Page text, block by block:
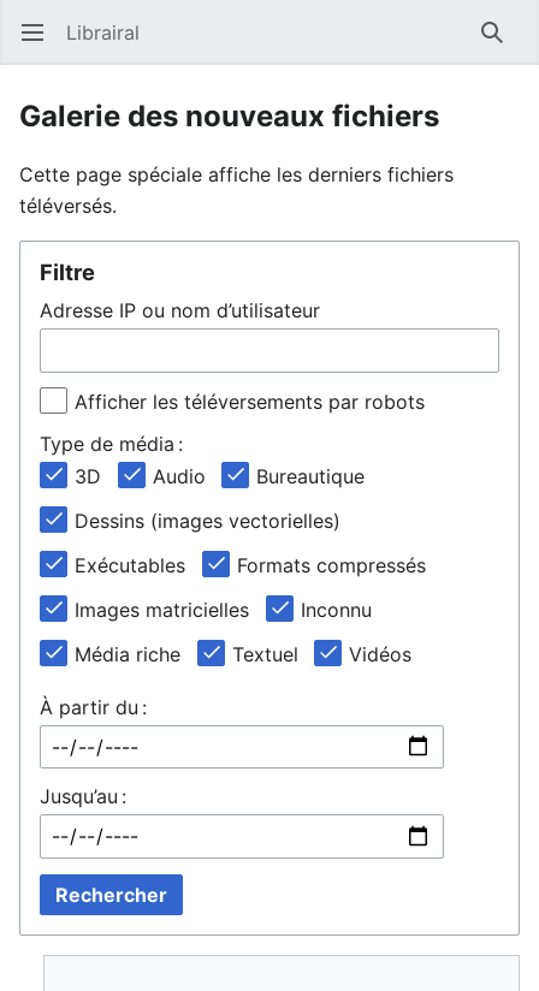
Ouvrir le menu principal Librairal
Galerie des nouveaux fichiers
Cette page spéciale affiche les derniers fichiers
téléversés.
Filtre
Adresse IP ou nom d’utilisateur
Afficher les téléversements par robots
Type de média :
3D
Audio
Bureautique
Dessins (images vectorielles)
Exécutables
Formats compressés
Images matricielles
Inconnu
Média riche
Textuel Vidéos
À partir du :
Jusqu’au :
Rechercher